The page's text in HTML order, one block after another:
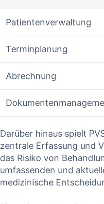
Patientenverwaltung
Terminplanung
Abrechnung
Darüber⁤ hinaus spielt
⁣zentrale Erfassung und
das Risiko von
⁣umfassenden und​
medizinische